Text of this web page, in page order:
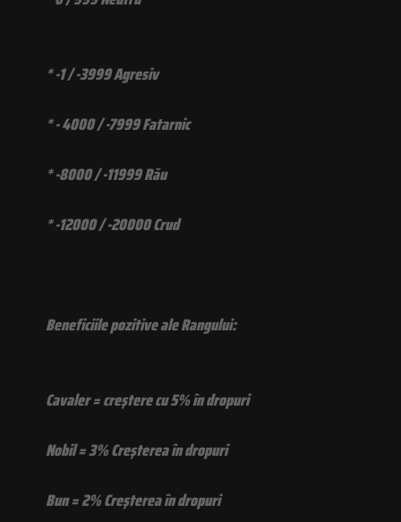
* -1 / -3999 Agresiv
* - 4000 / -7999 Fatarnic
* -8000 / -11999 Rău
* -12000 / -20000 Crud
Beneficiile pozitive ale Rangului:
Cavaler = creştere cu 5% în dropuri
Nobil = 3% Creşterea în dropuri
Bun = 2% Creşterea în dropuri